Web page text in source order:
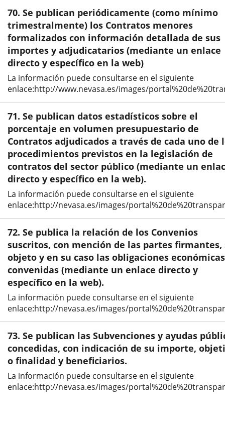
70. Se publican periódicamente (como mínimo
trimestralmente) los Contratos menores
formalizados con información detallada de sus
importes y adjudicatarios (mediante un enlace
directo y específico en la web)
La información puede consultarse en el siguiente
enlace:http://www.nevasa.es/images/
71. Se publican datos estadísticos sobre el
porcentaje en volumen presupuestario de
Contratos adjudicados a través de cada uno de
procedimientos previstos en la legislación de
contratos del sector público (mediante un
directo y específico en la web).
La información puede consultarse en el siguiente
enlace:http://nevasa.es/images/
72. Se publica la relación de los Convenios
suscritos, con mención de las partes firmantes,
objeto y en su caso las obligaciones económicas
convenidas (mediante un enlace directo y
específico en la web).
La información puede consultarse en el siguiente
enlace:http://nevasa.es/images/
73. Se publican las Subvenciones y ayudas
concedidas, con indicación de su importe,
o finalidad y beneficiarios.
La información puede consultarse en el siguiente
enlace:http://nevasa.es/images/